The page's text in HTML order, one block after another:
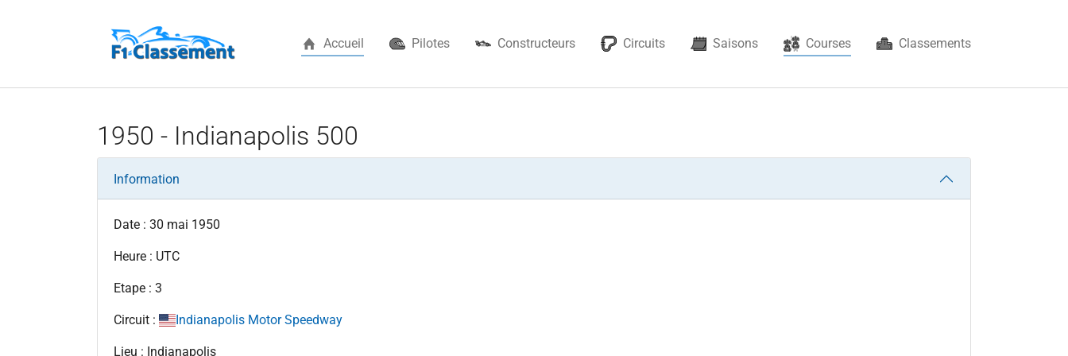
Accueil Pilotes Constructeurs Circuits Saisons Courses(current) Classements
1950 - Indianapolis 500
Information
Date : 30 mai 1950
Heure : UTC
Etape : 3
Circuit : Indianapolis Motor Speedway
Lieu : Indianapolis